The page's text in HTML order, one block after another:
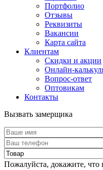
Портфолио
Отзывы
Реквизиты
Вакансии
Карта сайта
Клиентам
Скидки и акции
Онлайн-
Вопрос-ответ
Оптовикам
Контакты
Вызвать замерщика
Пожалуйста, докажите, что